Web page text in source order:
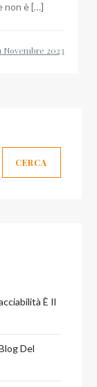
non è […]
CERCA
È Il
Del